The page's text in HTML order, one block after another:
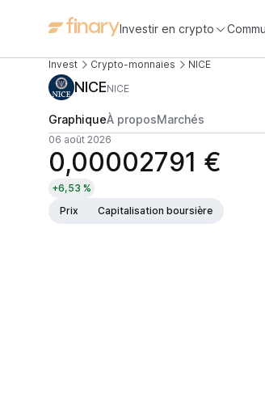
Investir en crypto
Invest Crypto-monnaies NICE
NICENICE
GraphiqueÀ proposMarchés
06 août 2026
0,00002791 €
+6,53 %
Prix
Capitalisation boursière